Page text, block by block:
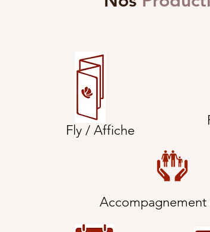
Fly / Affiche
Accompagnement